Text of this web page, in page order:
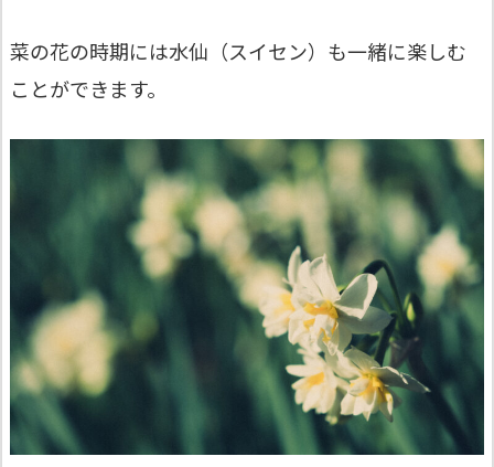
菜の花の時期には水仙（スイセン）も一緒に楽しむ
ことができます。